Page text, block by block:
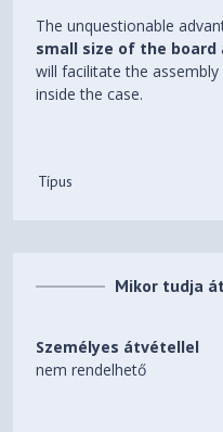
The unquestionable
small size of the board
will facilitate the
inside the case.
Típus
Mikor tudja
Személyes átvétellel
nem rendelhető